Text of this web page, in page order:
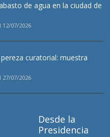
de agua en la ciudad de
07/2026
curatorial: muestra
07/2026
Desde la
Presidencia